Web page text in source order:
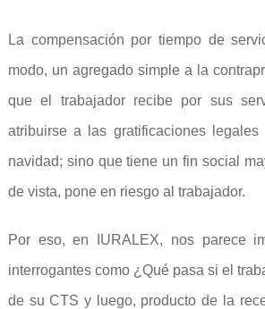
La compensación por tiempo de
modo, un agregado simple a la
que el trabajador recibe por sus
atribuirse a las gratificaciones
navidad; sino que tiene un fin social
de vista, pone en riesgo al trabajador.
Por eso, en IURALEX, nos parece
interrogantes como ¿Qué pasa si el
de su CTS y luego, producto de la